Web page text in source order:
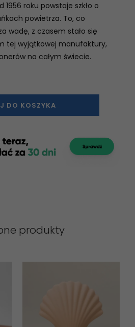
1956 roku powstaje szkło o
powietrza. To, co
wadę, z czasem stało się
tej wyjątkowej manufaktury,
na całym świecie.
DO KOSZYKA
produkty